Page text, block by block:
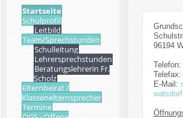
Startseite
Schulprofil
Leitbild
Team/Sprechstunden
Schulleitung
Lehrersprechstunden
Beratungslehrerin Fr.
Scholz
Elternbeirat /
Klassenelternsprecher
Termine
96194
Telefax:
E-Mail: